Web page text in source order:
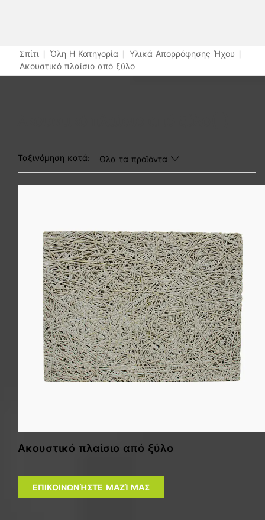
Σπίτι Όλη Η Κατηγορία Υλικά Απορρόφησης Ήχου
Ακουστικό πλαίσιο από ξύλο
Ταξινόμηση κατά: Ολα τα προϊόντα
Ακουστικό πλαίσιο από ξύλο
ΕΠΙΚΟΙΝΩΝΉΣΤΕ ΜΑΖΊ ΜΑΣ